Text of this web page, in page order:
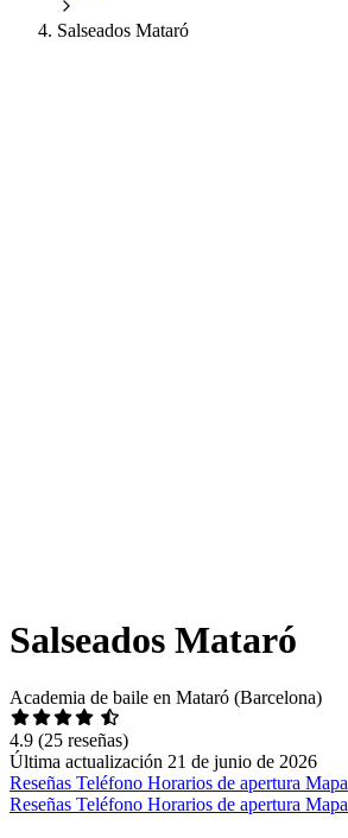
Salseados Mataró
Salseados Mataró
Academia de baile en Mataró (Barcelona)
4.9 (25 reseñas)
Última actualización 21 de junio de 2026
Reseñas Teléfono Horarios de apertura Mapa
Reseñas Teléfono Horarios de apertura Mapa